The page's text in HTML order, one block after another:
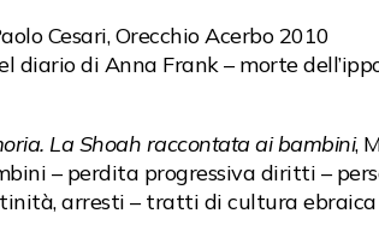
Cesari, Orecchio Acerbo 2010
di Anna Frank – morte
La Shoah raccontata ai bambini,
– perdita progressiva diritti –
arresti – tratti di cultura